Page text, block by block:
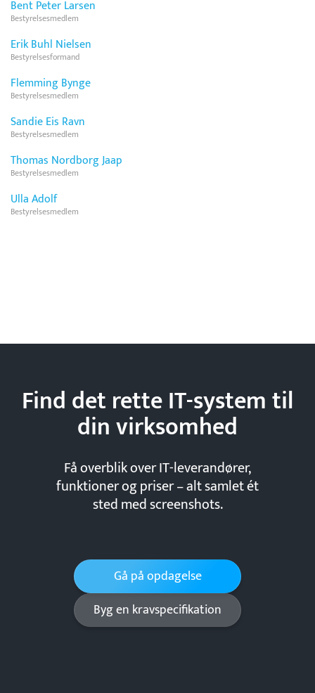
Bent Peter Larsen
Bestyrelsesmedlem
Erik Buhl Nielsen
Bestyrelsesformand
Flemming Bynge
Bestyrelsesmedlem
Sandie Eis Ravn
Bestyrelsesmedlem
Thomas Nordborg Jaap
Bestyrelsesmedlem
Ulla Adolf
Bestyrelsesmedlem
Find det rette IT-system til
dinvirksomhed
Få overblik over IT-leverandører,
funktioner og priser – alt samlet ét
sted med screenshots.
Gå på opdagelse
Byg en kravspecifikation